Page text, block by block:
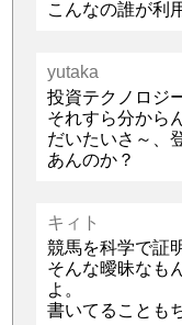
こんなの誰が利
yutaka
投資テクノロジ
それすら分から
だいたいさ～、
あんのか？
キィト
競馬を科学で証
そんな曖昧なも
よ。
書いてることも